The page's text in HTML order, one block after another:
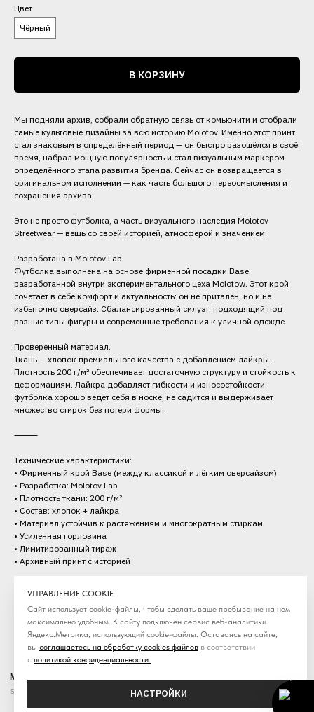
Цвет
Чёрный
В КОРЗИНУ
Мы подняли архив, собрали обратную связь от комьюнити и отобрали
самые культовые дизайны за всю историю Molotov. Именно этот принт
стал знаковым в определённый период — он быстро разошёлся в своё
время, набрал мощную популярность и стал визуальным маркером
определённого этапа развития бренда. Сейчас он возвращается в
оригинальном исполнении — как часть большого переосмысления и
сохранения архива.
Это не просто футболка, а часть визуального наследия Molotov
Streetwear — вещь со своей историей, атмосферой и значением.
Разработана в Molotov Lab.
Футболка выполнена на основе фирменной посадки Base,
разработанной внутри экспериментального цеха Molotow. Этот крой
сочетает в себе комфорт и актуальность: он не притален, но и не
избыточно оверсайз. Сбалансированный силуэт, подходящий под
разные типы фигуры и современные требования к уличной одежде.
Проверенный материал.
Ткань — хлопок премиального качества с добавлением лайкры.
Плотность 200 г/м² обеспечивает достаточную структуру и стойкость к
деформациям. Лайкра добавляет гибкости и износостойкости:
футболка хорошо ведёт себя в носке, не садится и выдерживает
множество стирок без потери формы.
⸻
Технические характеристики:
• Фирменный крой Base (между классикой и лёгким оверсайзом)
• Разработка: Molotov Lab
• Плотность ткани: 200 г/м²
• Состав: хлопок + лайкра
• Материал устойчив к растяжениям и многократным стиркам
• Усиленная горловина
• Лимитированный тираж
• Архивный принт с историей
УПРАВЛЕНИЕ COOKIE
Сайт использует cookie-файлы, чтобы сделать ваше пребывание на нем
максимально удобным. К cайту подключен сервис веб-аналитики
Яндекс.Метрика, использующий cookie-файлы. Оставаясь на сайте,
вы соглашаетесь на обработку cookies файлов в соответствии
с политикой конфиденциальности.
НАСТРОЙКИ
MOLOTOV
Streetwear / online store